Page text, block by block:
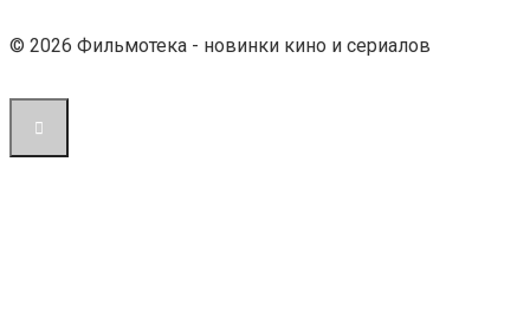
© 2026 Фильмотека - новинки кино и сериалов